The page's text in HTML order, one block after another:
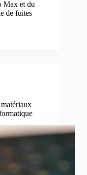
Max et du
de fuites